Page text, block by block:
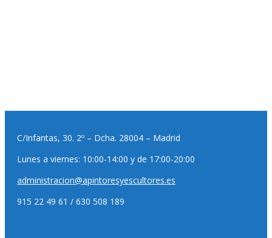
C/Infantas, 30. 2º – Dcha. 28004 – Madrid
Lunes a viernes: 10:00-14:00 y de 17:00-20:00
administracion@apintoresyescultores.es
915 22 49 61 / 630 508 189